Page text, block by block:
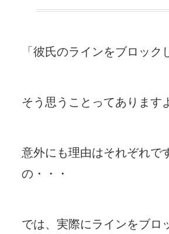
「彼氏のラインをブロック
そう思うことってあります
意外にも理由はそれぞれで
の・・・
では、実際にラインをブロ